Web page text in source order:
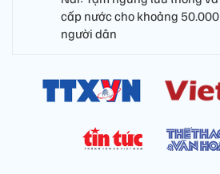
cấp nước cho khoảng 50.000
người dân